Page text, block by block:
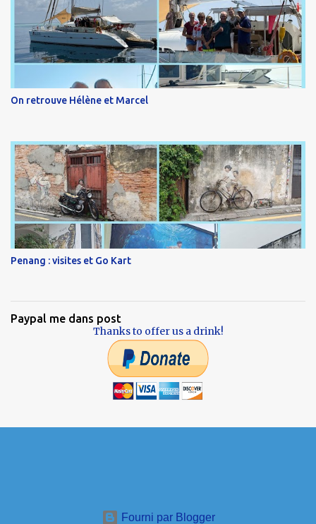
On retrouve Hélène et Marcel
Penang : visites et Go Kart
Paypal me dans post
Thanks to offer us a drink!
Fourni par Blogger